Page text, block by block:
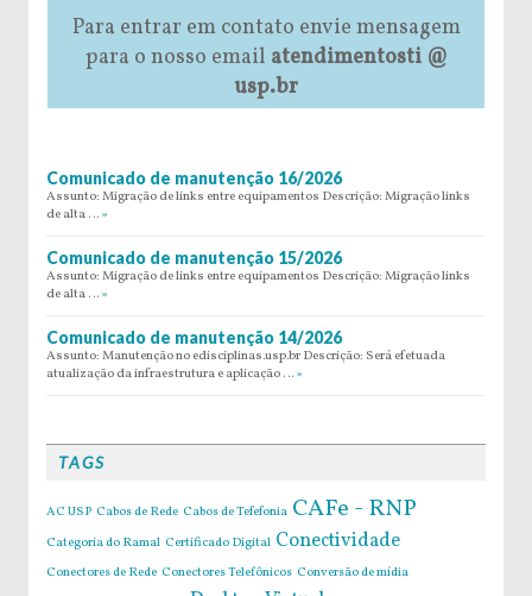
Para entrar em contato envie mensagem
para o nosso email atendimentosti @
usp.br
Comunicado de manutenção 16/2026
Assunto: Migração de links entre equipamentos Descrição: Migração links
de alta … »
Comunicado de manutenção 15/2026
Assunto: Migração de links entre equipamentos Descrição: Migração links
de alta … »
Comunicado de manutenção 14/2026
Assunto: Manutenção no edisciplinas.usp.br Descrição: Será efetuada
atualização da infraestrutura e aplicação … »
TAGS
AC USP Cabos de Rede Cabos de Tefefonia CAFe - RNP
Categoria do Ramal Certificado Digital Conectividade
Conectores de Rede Conectores Telefônicos Conversão de mídia